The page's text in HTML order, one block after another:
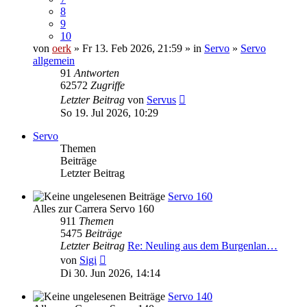
8
9
10
von oerk » Fr 13. Feb 2026, 21:59 » in Servo » Servo
allgemein
91Antworten
62572 Zugriffe
Letzter Beitrag von Servus
So 19. Jul 2026, 10:29
Servo
Themen
Beiträge
Letzter Beitrag
Servo 160
Alles zur Carrera Servo 160
911 Themen
5475 Beiträge
Letzter Beitrag Re: Neuling aus dem Burgenlan…
von Sigi
Beitrag
Di 30. Jun 2026, 14:14
Servo 140